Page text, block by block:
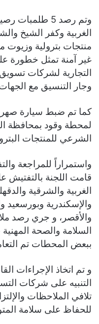
وتم رصد 5
الغربية وكفر الشيخ
منتجات بترولية
غير آمنة تمثل خطورة
التجارية لشركات
وجار التنسيق مع الجهات
لمحطة وقود بمحافظة
الشرعي للمنتجات
واستمراراً للمراجعة
الغربية والشرقية
والإسكندرية وبورسعيد
والأقصر، و جري رصد
السلامة والصحة
ببعض المحطات تم
و تم اتخاذ الإجراءات
التنبيه على شركات
تلافي الملاحظات
للحفاظ على سلامة